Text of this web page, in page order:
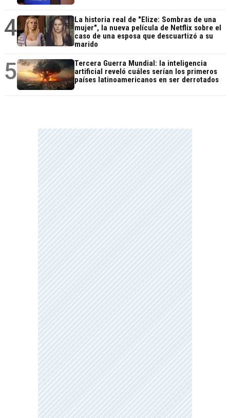
4
La historia real de "Elize: Sombras de una
mujer", la nueva película de Netflix sobre el
caso de una esposa que descuartizó a su
marido
5
Tercera Guerra Mundial: la inteligencia
artificial reveló cuáles serían los primeros
países latinoamericanos en ser derrotados